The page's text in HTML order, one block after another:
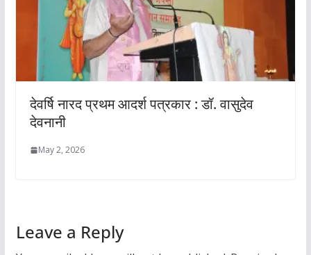
देवर्षि नारद प्रथम आदर्श पत्रकार : डॉ. वासुदेव
देवनानी
May 2, 2026
Leave a Reply